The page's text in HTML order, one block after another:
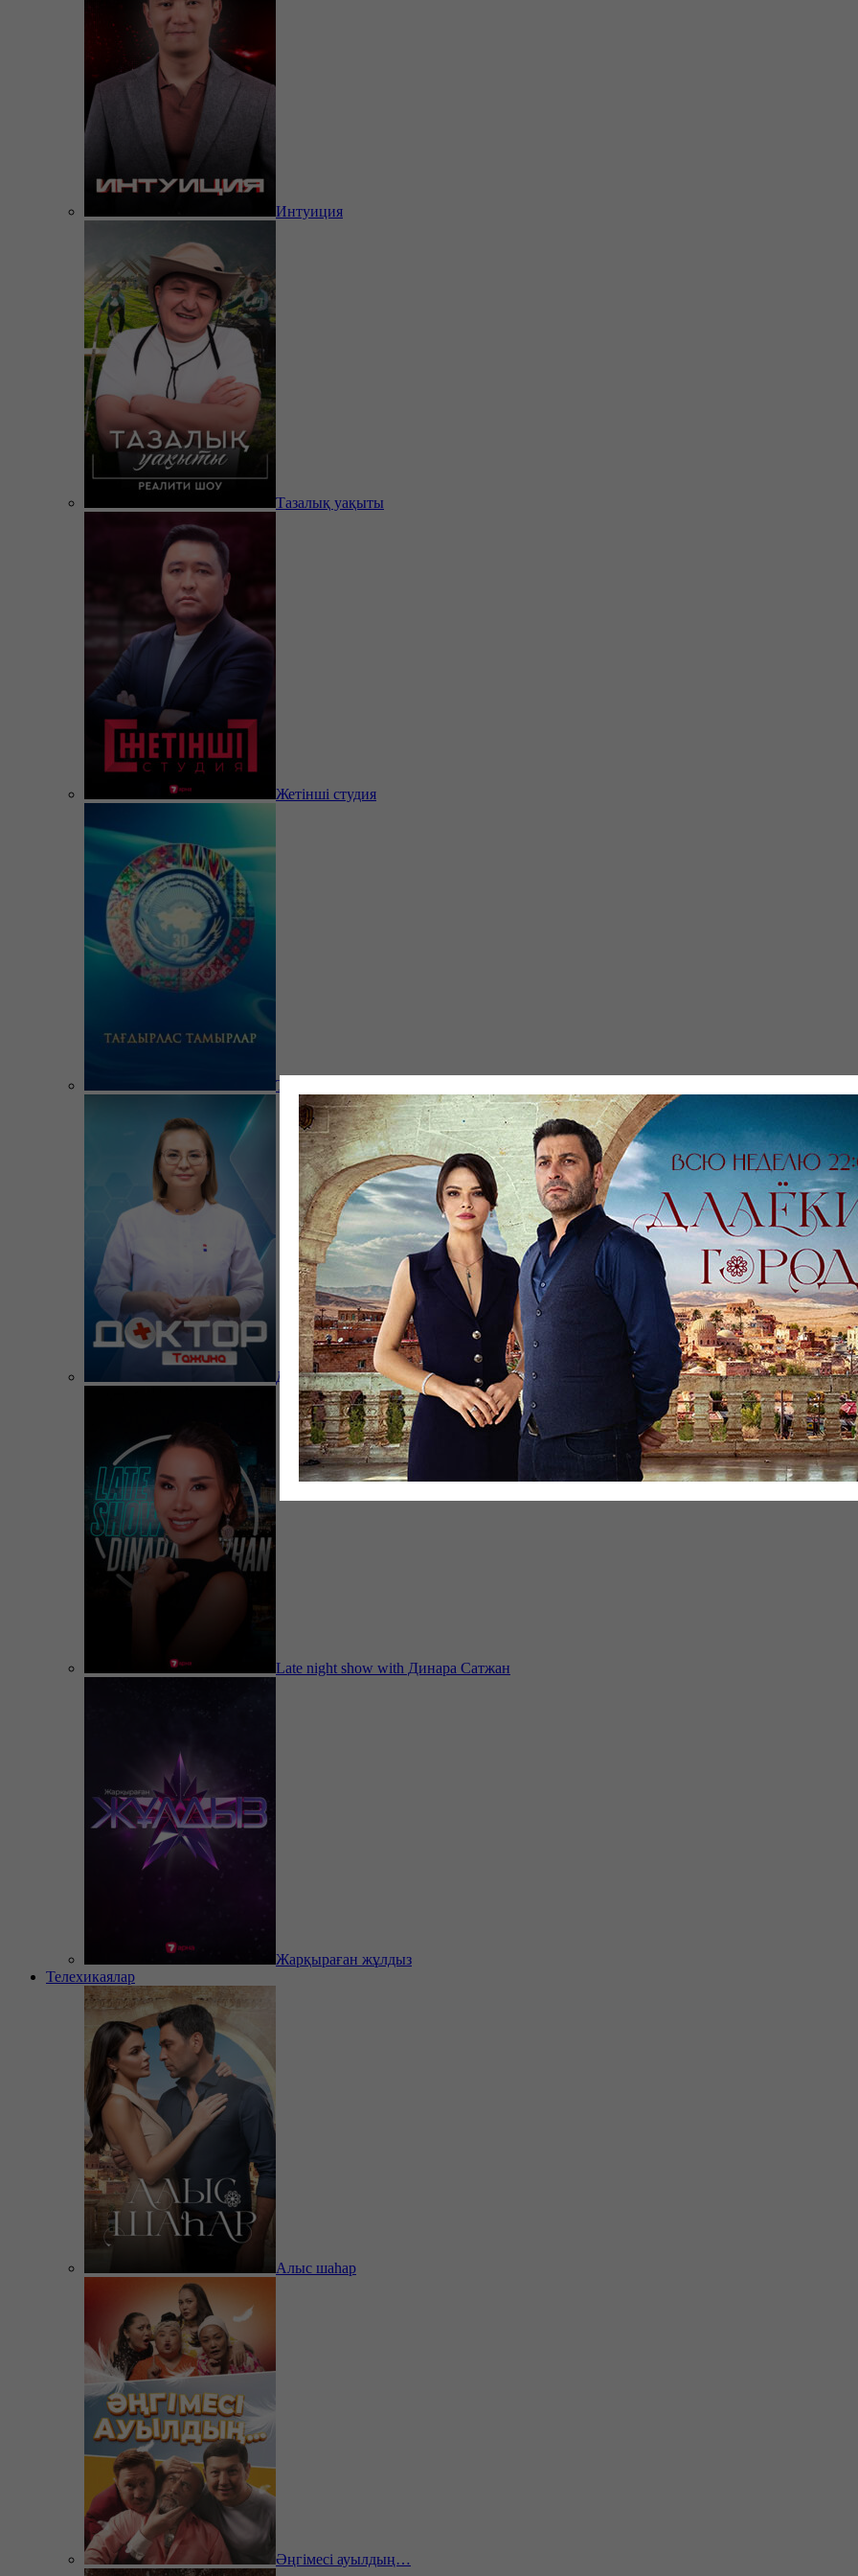
Интуиция
Тазалық уақыты
Жетінші студия
Тағдырлас тамырлар
Доктор Тажина
Late night show with Динара Сатжан
Жарқыраған жұлдыз
Телехикаялар
Алыс шаһар
Әңгімесі ауылдың…